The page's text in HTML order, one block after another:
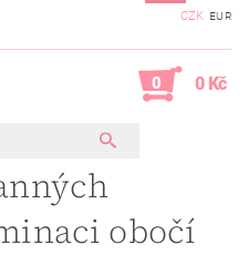
CZK EUR
0 0 Kč
obočí